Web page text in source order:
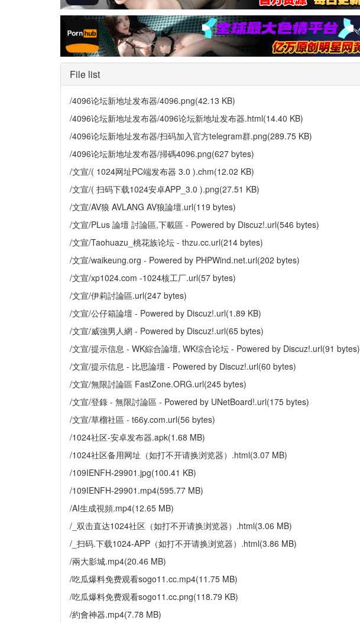
File list
/4096论坛新地址发布器/4096.png(42.13 KB)
/4096论坛新地址发布器/4096论坛新地址发布器.html(14.40 KB)
/4096论坛新地址发布器/扫码加入官方telegram群.png(289.75 KB)
/4096论坛新地址发布器/掃碼4096.png(627 bytes)
/文宣/( 1024网址PC端发布器 3.0 ).chm(12.02 KB)
/文宣/( 扫码下载1024安卓APP_3.0 ).png(27.51 KB)
/文宣/AV狼 AVLANG AV狼論壇.url(119 bytes)
/文宣/PLus 論壇 討論區,下載區 - Powered by Discuz!.url(546 bytes)
/文宣/Taohuazu_桃花族论坛 - thzu.cc.url(214 bytes)
/文宣/waikeung.org - Powered by PHPWind.net.url(202 bytes)
/文宣/xp1024.com -1024核工厂.url(57 bytes)
/文宣/伊莉討論區.url(247 bytes)
/文宣/公仔箱論壇 - Powered by Discuz!.url(1.89 KB)
/文宣/威強男人網 - Powered by Discuz!.url(65 bytes)
/文宣/提示信息 - WK綜合論壇, WK综合论坛 - Powered by Discuz!.url(91 bytes)
/文宣/提示信息 - 比思論壇 - Powered by Discuz!.url(60 bytes)
/文宣/無限討論區 FastZone.ORG.url(245 bytes)
/文宣/登錄 - 無限討論區 - Powered by UNetBoard!.url(175 bytes)
/文宣/草榴社區 - t66y.com.url(56 bytes)
/1024社区-安卓发布器.apk(1.68 MB)
/1024社区备用网址（如打不开请换浏览器）.html(3.07 MB)
/109IENFH-29901.jpg(100.41 KB)
/109IENFH-29901.mp4(595.77 MB)
/AI生成視頻.mp4(12.65 MB)
/_双击直达1024社区（如打不开请换浏览器）.html(3.06 MB)
/_扫码.下载1024-APP（如打不开请换浏览器）.html(3.86 MB)
/兩大影城.mp4(20.46 MB)
/吃瓜爆料免费观看sogo11.cc.mp4(11.75 MB)
/吃瓜爆料免费观看sogo11.cc.png(118.79 KB)
/約會神器.mp4(7.78 MB)